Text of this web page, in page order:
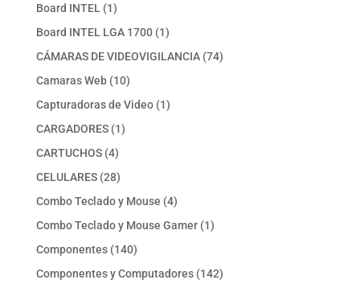
Board INTEL 11
producto
Board INTEL LGA 1700 11
producto
CÁMARAS DE VIDEOVIGILANCIA 7474
Camaras Web 1010
productos
Capturadoras de Video 11
CARGADORES 11
CARTUCHOS 44
productos
CELULARES 2828
productos
Combo Teclado y Mouse 44
productos
Combo Teclado y Mouse Gamer 11
Componentes 140140
productos
Componentes y Computadores 142142